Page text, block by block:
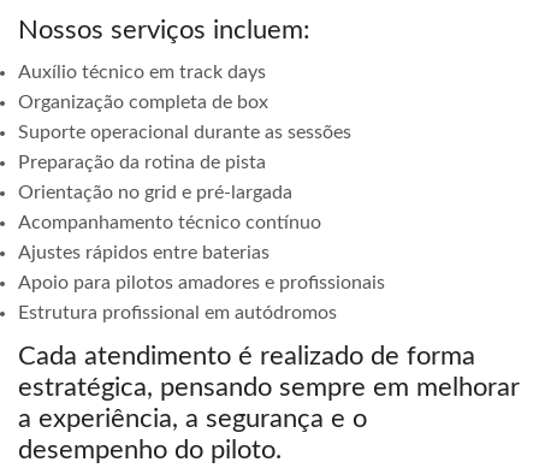
Nossos serviços incluem:
Auxílio técnico em track days
Organização completa de box
Suporte operacional durante as sessões
Preparação da rotina de pista
Orientação no grid e pré-largada
Acompanhamento técnico contínuo
Ajustes rápidos entre baterias
Apoio para pilotos amadores e profissionais
Estrutura profissional em autódromos
Cada atendimento é realizado de forma
estratégica, pensando sempre em melhorar
a experiência, a segurança e o
desempenho do piloto.